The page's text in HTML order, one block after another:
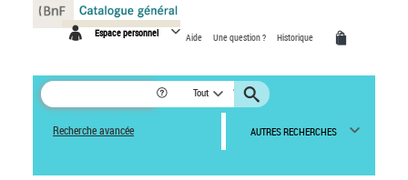
Espace personnel Aide Une question ? Historique
Tout
Recherche avancée AUTRES RECHERCHES
Panneau de gestion des cookies